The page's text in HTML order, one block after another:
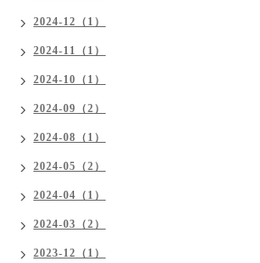
2024-12（1）
2024-11（1）
2024-10（1）
2024-09（2）
2024-08（1）
2024-05（2）
2024-04（1）
2024-03（2）
2023-12（1）